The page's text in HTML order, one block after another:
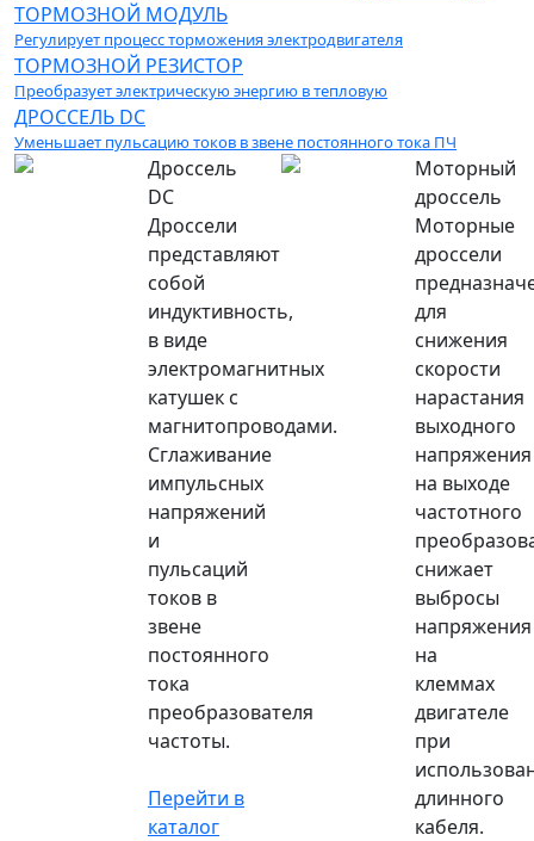
ТОРМОЗНОЙ МОДУЛЬ
Регулирует процесс торможения электродвигателя
ТОРМОЗНОЙ РЕЗИСТОР
Преобразует электрическую энергию в тепловую
ДРОССЕЛЬ DC
Уменьшает пульсацию токов в звене постоянного тока ПЧ
Дроссель
DC
Дроссели
представляют
собой
индуктивность,
в виде
электромагнитных
катушек с
магнитопроводами.
Сглаживание
импульсных
напряжений
и
пульсаций
токов в
звене
постоянного
тока
преобразователя
частоты.
Перейти в
каталог
Моторный
дроссель
Моторные
дроссели
для
снижения
скорости
нарастания
выходного
напряжения
на выходе
частотного
снижает
выбросы
напряжения
на
клеммах
двигателе
при
длинного
кабеля.